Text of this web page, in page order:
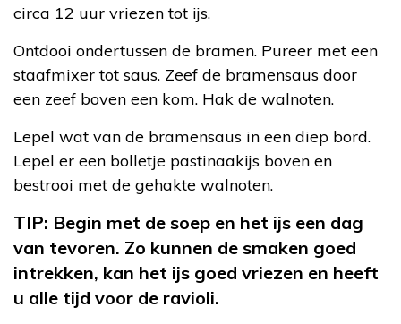
circa 12 uur vriezen tot ijs.
Ontdooi ondertussen de bramen. Pureer met een
staafmixer tot saus. Zeef de bramensaus door
een zeef boven een kom. Hak de walnoten.
Lepel wat van de bramensaus in een diep bord.
Lepel er een bolletje pastinaakijs boven en
bestrooi met de gehakte walnoten.
TIP: Begin met de soep en het ijs een dag
van tevoren. Zo kunnen de smaken goed
intrekken, kan het ijs goed vriezen en heeft
u alle tijd voor de ravioli.